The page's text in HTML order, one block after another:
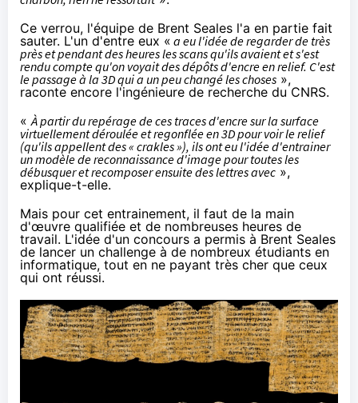
Ce verrou, l'équipe de Brent Seales l'a en partie fait
sauter. L'un d'entre eux « a eu l'idée de regarder de très
près et pendant des heures les scans qu'ils avaient et s'est
rendu compte qu'on voyait des dépôts d'encre en relief. C'est
le passage à la 3D qui a un peu changé les choses »,
raconte encore l'ingénieure de recherche du CNRS.
« À partir du repérage de ces traces d'encre sur la surface
virtuellement déroulée et regonflée en 3D pour voir le relief
(qu'ils appellent des « crakles »), ils ont eu l'idée d'entrainer
un modèle de reconnaissance d'image pour toutes les
débusquer et recomposer ensuite des lettres avec »,
explique-t-elle.
Mais pour cet entrainement, il faut de la main
d'œuvre qualifiée et de nombreuses heures de
travail. L'idée d'un concours a permis à Brent Seales
de lancer un challenge à de nombreux étudiants en
informatique, tout en ne payant très cher que ceux
qui ont réussi.